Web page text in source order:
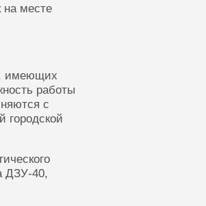
на месте
имеющих
работы
с
городской
ДЗУ-40,